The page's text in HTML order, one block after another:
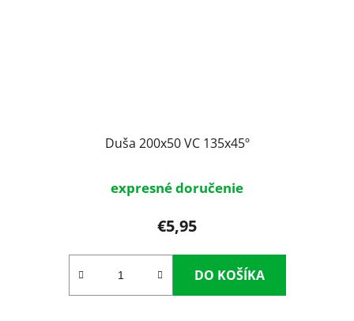
Duša 200x50 VC 135x45º
expresné doručenie
€5,95
DO KOŠÍKA